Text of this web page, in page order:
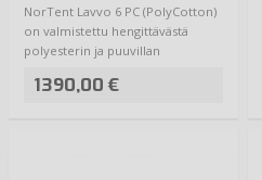
NorTent Lavvo 6 PC (PolyCotton)
on valmistettu hengittävästä
polyesterin ja puuvillan
1390,00 €